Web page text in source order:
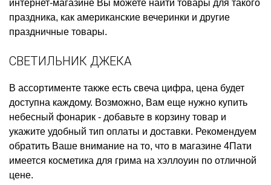
интернет-магазине Вы можете найти товары для такого
праздника, как американские вечеринки и другие
праздничные товары.
СВЕТИЛЬНИК ДЖЕКА
В ассортименте также есть свеча цифра, цена будет
доступна каждому. Возможно, Вам еще нужно купить
небесный фонарик - добавьте в корзину товар и
укажите удобный тип оплаты и доставки. Рекомендуем
обратить Ваше внимание на то, что в магазине 4Пати
имеется косметика для грима на хэллоуин по отличной
цене.